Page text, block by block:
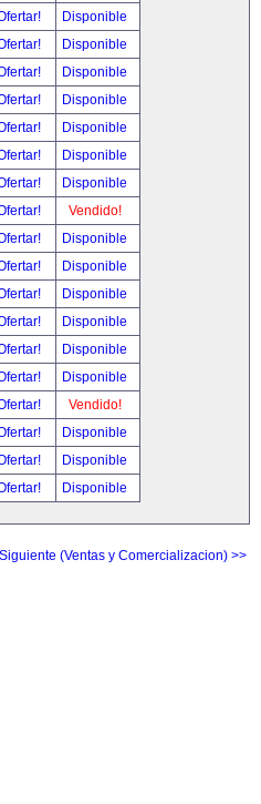
Disponible
Disponible
Disponible
Disponible
Disponible
Disponible
Disponible
Vendido!
Disponible
Disponible
Disponible
Disponible
Disponible
Disponible
Vendido!
Disponible
Disponible
Disponible
(Ventas y Comercializacion) >>